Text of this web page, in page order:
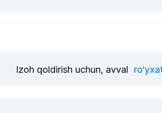
Izoh qoldirish uchun, avval